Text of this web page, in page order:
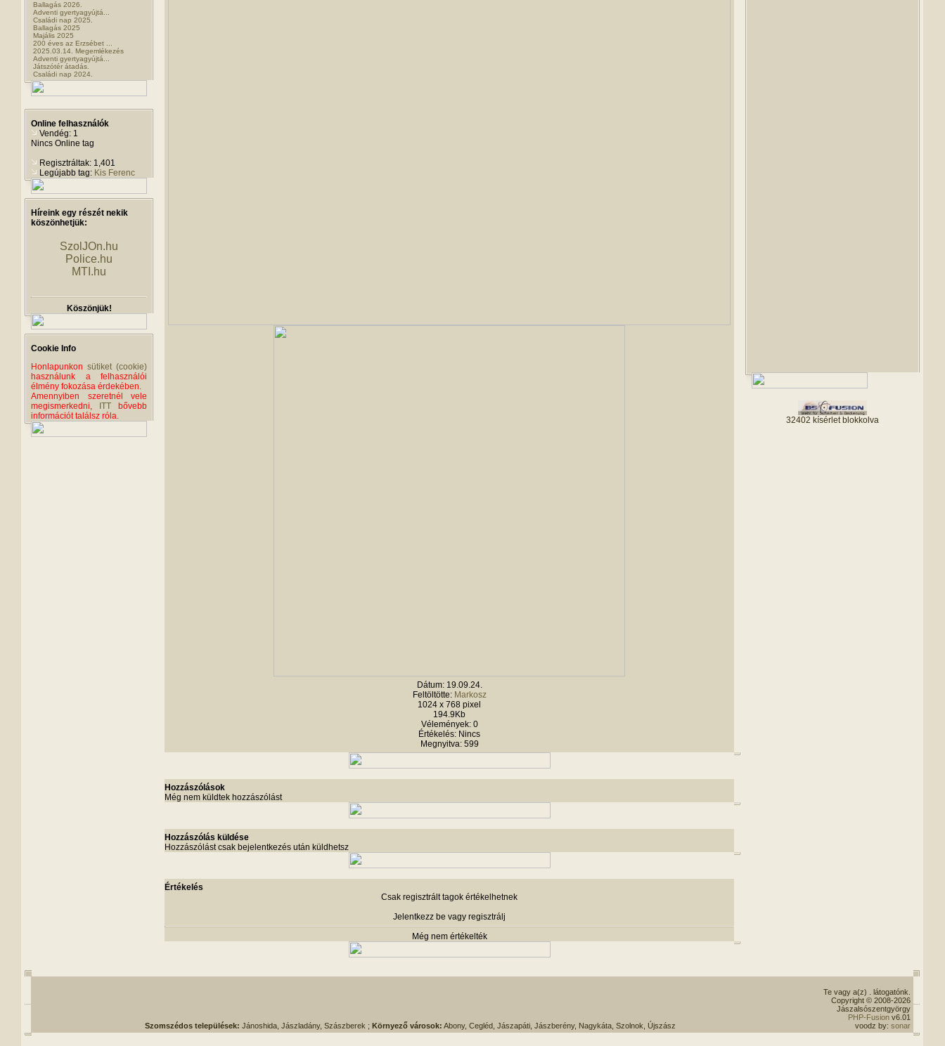
Ballagás 2026.
Adventi gyertyagyújtá...
Családi nap 2025.
Ballagás 2025
Majális 2025
200 éves az Erzsébet ...
2025.03.14. Megemlékezés
Adventi gyertyagyújtá...
Játszótér átadás.
Családi nap 2024.
Online felhasználók
Vendég: 1
Nincs Online tag
Regisztráltak: 1,401
Legújabb tag: Kis Ferenc
Híreink egy részét nekik
köszönhetjük:
SzolJOn.hu
Police.hu
MTI.hu
Köszönjük!
Cookie Info
Honlapunkon sütiket (cookie)
használunk a felhasználói
élmény fokozása érdekében.
Amennyiben szeretnél vele
megismerkedni,
ITT bővebb
információt találsz róla.
Dátum: 19.09.24.
Feltöltötte: Markosz
1024 x 768 pixel
194.9Kb
Vélemények: 0
Értékelés: Nincs
Megnyitva: 599
Hozzászólások
Még nem küldtek hozzászólást
Hozzászólás küldése
Hozzászólást csak bejelentkezés után küldhetsz
Értékelés
Csak regisztrált tagok értékelhetnek
Jelentkezz be vagy regisztrálj
Még nem értékelték
32402 kísérlet blokkolva
Szomszédos települések: Jánoshida, Jászladány, Szászberek ; Környező városok: Abony, Cegléd, Jászapáti, Jászberény, Nagykáta, Szolnok, Újszász
Te vagy a(z)
. látogatónk.
Copyright © 2008-2026
Jászalsószentgyörgy
PHP-Fusion v6.01
voodz by: sonar